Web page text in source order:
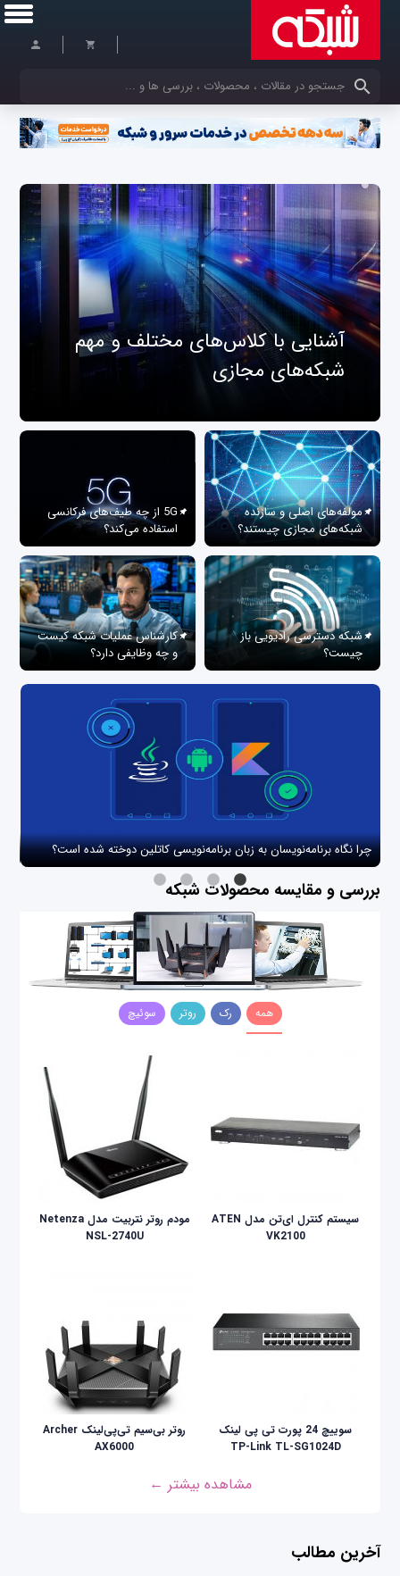
کلمات کلیدی خود را وارد کنید
آشنایی با کلاس‌های مختلف و مهم
شبکه‌های مجازی
مولفه‌های اصلی و سازنده
شبکه‌های مجازی چیستند؟
5G از چه طیف‌های فرکانسی
استفاده می‌کند؟
شبکه دسترسی رادیویی باز
چیست؟
کارشناس عملیات شبکه کیست
و چه وظایفی دارد؟
چرا نگاه برنامه‌نویسان به زبان برنامه‌نویسی کاتلین دوخته شده است؟
بررسی و مقایسه محصولات شبکه
همه رک روتر سوئیچ
سیستم کنترل ای‌تن مدل ATEN
VK2100
مودم روتر نتربیت مدل Netenza
NSL-2740U
سوییچ 24 پورت تی پی لینک
TP-Link TL-SG1024D
روتر بی‌سیم تی‌پی‌لینک Archer
AX6000
مشاهده بیشتر ←
آخرین مطالب